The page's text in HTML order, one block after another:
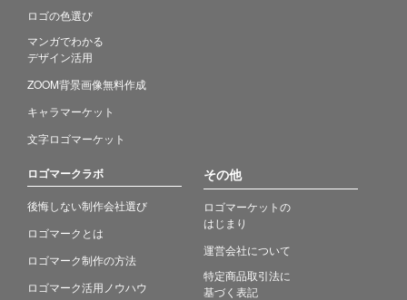
ロゴの色選び
マンガでわかる
デザイン活用
ZOOM背景画像無料作成
キャラマーケット
文字ロゴマーケット
ロゴマークラボ
後悔しない制作会社選び
ロゴマークとは
ロゴマーク制作の方法
ロゴマーク活用ノウハウ
その他
ロゴマーケットの
はじまり
運営会社について
特定商品取引法に
基づく表記